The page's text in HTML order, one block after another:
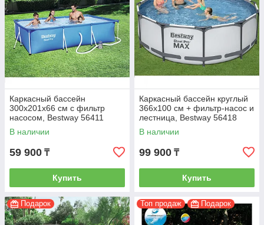
Каркасный бассейн
300х201х66 см с фильтр
насосом, Bestway 56411
В наличии
59 900 ₸
Купить
Каркасный бассейн круглый
366х100 см + фильтр-насос и
лестница, Bestway 56418
В наличии
99 900 ₸
Купить
Подарок Топ продаж Подарок